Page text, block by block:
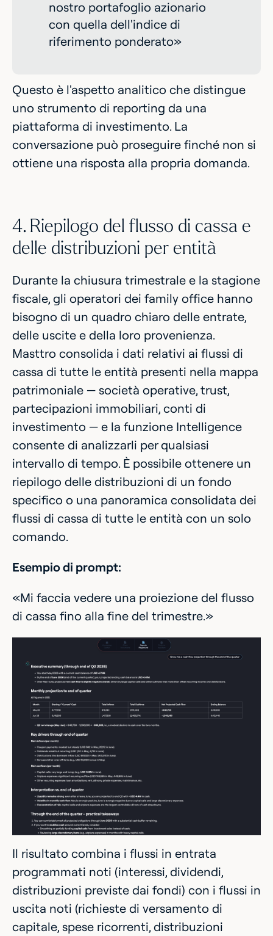
nostro portafoglio azionario
con quella dell'indice di
riferimento ponderato»
Questo è l'aspetto analitico che distingue
uno strumento di reporting da una
piattaforma di investimento. La
conversazione può proseguire finché non si
ottiene una risposta alla propria domanda.
4. Riepilogo del flusso di cassa e
delle distribuzioni per entità
Durante la chiusura trimestrale e la stagione
fiscale, gli operatori dei family office hanno
bisogno di un quadro chiaro delle entrate,
delle uscite e della loro provenienza.
Masttro consolida i dati relativi ai flussi di
cassa di tutte le entità presenti nella mappa
patrimoniale — società operative, trust,
partecipazioni immobiliari, conti di
investimento — e la funzione Intelligence
consente di analizzarli per qualsiasi
intervallo di tempo. È possibile ottenere un
riepilogo delle distribuzioni di un fondo
specifico o una panoramica consolidata dei
flussi di cassa di tutte le entità con un solo
comando.
Esempio di prompt:
«Mi faccia vedere una proiezione del flusso
di cassa fino alla fine del trimestre.»
Il risultato combina i flussi in entrata
programmati noti (interessi, dividendi,
distribuzioni previste dai fondi) con i flussi in
uscita noti (richieste di versamento di
capitale, spese ricorrenti, distribuzioni